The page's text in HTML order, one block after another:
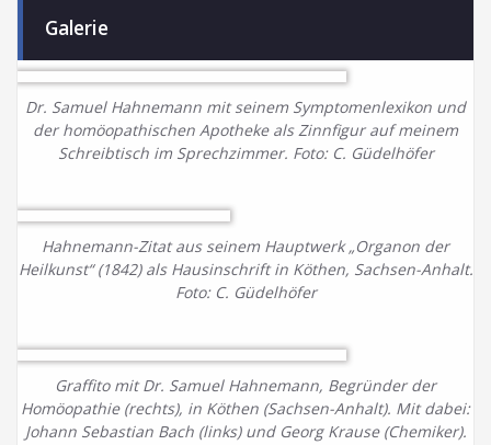
Galerie
Dr. Samuel Hahnemann mit seinem Symptomenlexikon und
der homöopathischen Apotheke als Zinnfigur auf meinem
Schreibtisch im Sprechzimmer. Foto: C. Güdelhöfer
Hahnemann-Zitat aus seinem Hauptwerk „Organon der
Heilkunst“ (1842) als Hausinschrift in Köthen, Sachsen-Anhalt.
Foto: C. Güdelhöfer
Graffito mit Dr. Samuel Hahnemann, Begründer der
Homöopathie (rechts), in Köthen (Sachsen-Anhalt). Mit dabei:
Johann Sebastian Bach (links) und Georg Krause (Chemiker).